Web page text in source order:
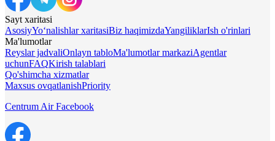
Sayt xaritasi
AsosiyYo‘nalishlar xaritasiBiz haqimizdaYangiliklarIsh o'rinlari
Ma'lumotlar
Reyslar jadvaliOnlayn tabloMa'lumotlar markaziAgentlar
uchunFAQKirish talablari
Qo'shimcha xizmatlar
Maxsus ovqatlanishPriority
Centrum Air Facebook